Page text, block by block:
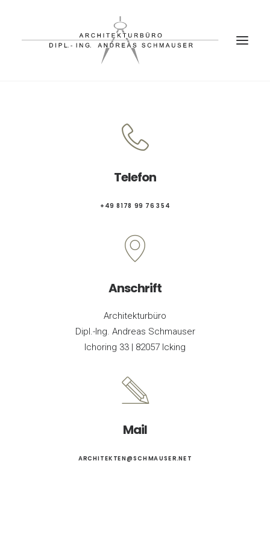
BÜRO
KONTAKT
Telefon
+49 8178 99 76 354
Anschrift
Architekturbüro
Dipl.-Ing. Andreas Schmauser
Ichoring 33 | 82057 Icking
Mail
ARCHITEKTEN@SCHMAUSER.NET